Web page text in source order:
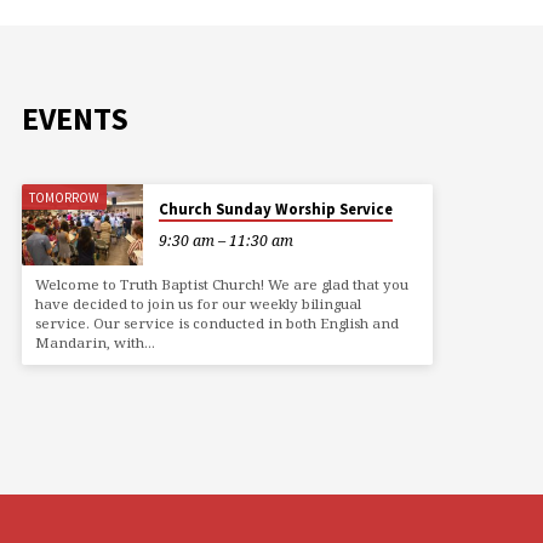
EVENTS
TOMORROW
Church Sunday Worship Service
9:30 am – 11:30 am
Welcome to Truth Baptist Church! We are glad that you
have decided to join us for our weekly bilingual
service. Our service is conducted in both English and
Mandarin, with…